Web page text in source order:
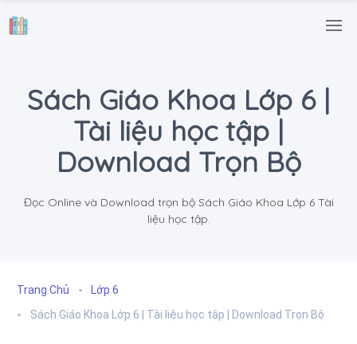
.
Sách Giáo Khoa Lớp 6 |
Tài liệu học tập |
Download Trọn Bộ
Đọc Online và Download trọn bộ Sách Giáo Khoa Lớp 6 Tài
liệu học tập.
Trang Chủ
Lớp 6
Sách Giáo Khoa Lớp 6 | Tài liệu học tập | Download Trọn Bộ